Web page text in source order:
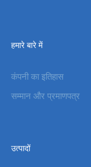
हमारे बारे में
कंपनी का इतिहास
सम्मान और प्रमाणपत्र
उत्पादों